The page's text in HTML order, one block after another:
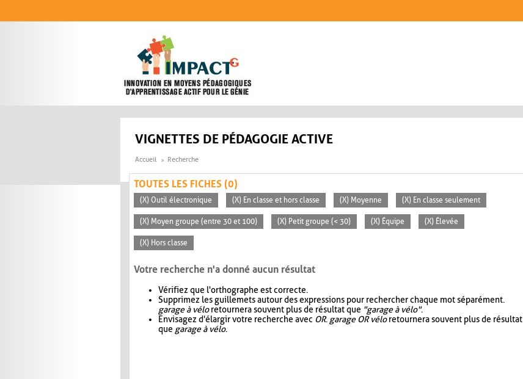
VIGNETTES DE PÉDAGOGIE ACTIVE
Accueil Recherche
TOUTES LES FICHES (0)
(X) Outil électronique (X) En classe et hors classe (X) Moyenne (X) En classe seulement
(X) Moyen groupe (entre 30 et 100) (X) Petit groupe (< 30) (X) Équipe (X) Élevée
(X) Hors classe
Votre recherche n'a donné aucun résultat
Vérifiez que l'orthographe est correcte.
Supprimez les guillemets autour des expressions pour rechercher chaque mot séparément.
garage à véloretournera souvent plus de résultat que "garage à vélo".
Envisagez d'élargir votre recherche avec OR. garage OR véloretournera souvent plus de résultat
que garage à vélo.